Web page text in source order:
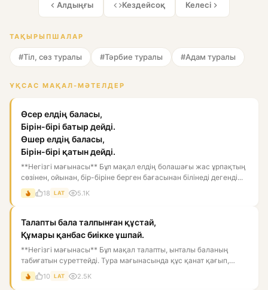
Алдыңғы Кездейсоқ Келесі
ТАҚЫРЫПШАЛАР
#Тіл, сөз туралы #Тәрбие туралы #Адам туралы
ҰҚСАС МАҚАЛ-МӘТЕЛДЕР
Өсер елдің баласы,
Бірін-бірі батыр дейді.
Өшер елдің баласы,
Бірін-бірі қатын дейді.
**Негізгі мағынасы** Бұл мақал елдің болашағы жас ұрпақтың
сөзінен, ойынан, бір-біріне берген бағасынан білінеді дегенді...
18 LAT 5.1K
Талапты бала талпынған құстай,
Құмары қанбас биікке ұшпай.
**Негізгі мағынасы** Бұл мақал талапты, ынталы баланың
табиғатын суреттейді. Тура мағынасында құс қанат қағып,
биікке ұм...
10 LAT 2.5K